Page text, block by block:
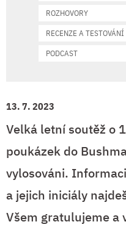
13. 7. 2023
Velká letní soutěž o
poukázek do
vylosováni.
a jejich iniciály
Všem gratulujeme a
ROZHOVORY
RECENZE A TESTOVÁNÍ
PODCAST